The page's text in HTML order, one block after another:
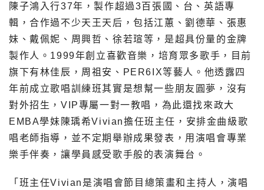
陳子鴻入行37年，製作超過3百張國、台、英語專
輯，合作過不少天王天后，包括江蕙、劉德華、張惠
妹、戴佩妮、周興哲、徐若瑄等，是超具份量的金牌
製作人。1999年創立喜歡音樂，培育眾多歌手，目前
旗下有林佳辰，周祖安、PER6IX等藝人。他透露四
年前成立歌唱訓練班其實是想幫一些朋友圓夢，沒有
對外招生，VIP專屬一對一教唱，為此還找來政大
EMBA學妹陳瑀希Vivian擔任班主任，安排金曲級歌
唱老師指導，並不定期舉辦成果發表，用演唱會專業
樂手伴奏，讓學員感受歌手般的表演舞台。
「班主任Vivian是演唱會節目總策畫和主持人，演唱